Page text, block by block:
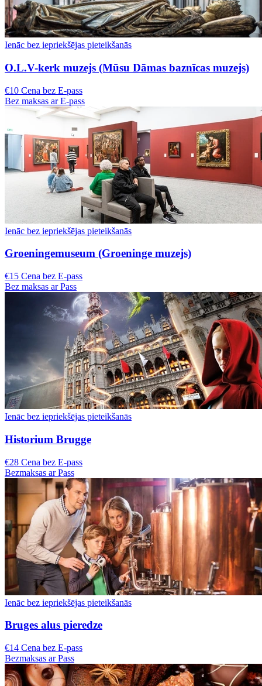
Ienāc bez iepriekšējas pieteikšanās
O.L.V-kerk muzejs (Mūsu Dāmas baznīcas muzejs)
€10 Cena bez E-pass
Bez maksas ar E-pass
Ienāc bez iepriekšējas pieteikšanās
Groeningemuseum (Groeninge muzejs)
€15 Cena bez E-pass
Bez maksas ar Pass
Ienāc bez iepriekšējas pieteikšanās
Historium Brugge
€28 Cena bez E-pass
Bezmaksas ar Pass
Ienāc bez iepriekšējas pieteikšanās
Bruges alus pieredze
€14 Cena bez E-pass
Bezmaksas ar Pass